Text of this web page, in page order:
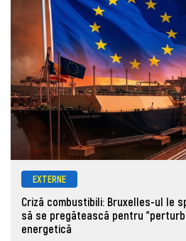
EXTERNE
Criză combustibili: Bruxelles-ul le
să se pregătească pentru
energetică